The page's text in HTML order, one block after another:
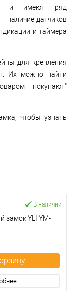
и имеют ряд
наличие датчиков
и таймера
для крепления
Их можно найти
покупают"
чтобы узнать
В наличии
замок YLI YM-